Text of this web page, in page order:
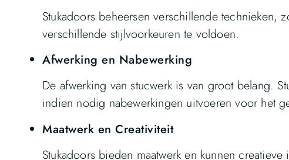
Stukadoors beheersen verschillende technieken,
verschillende stijlvoorkeuren te voldoen.
Afwerking en Nabewerking
De afwerking van stucwerk is van groot belang.
indien nodig nabewerkingen uitvoeren voor het
Maatwerk en Creativiteit
Stukadoors bieden maatwerk en kunnen